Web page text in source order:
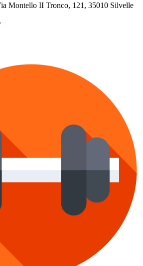
Montello II Tronco, 121, 35010 Silvelle